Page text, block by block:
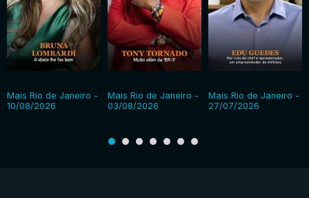
Mais Rio de Janeiro -
10/08/2026
Mais Rio de Janeiro -
03/08/2026
Mais Rio de Janeiro -
27/07/2026